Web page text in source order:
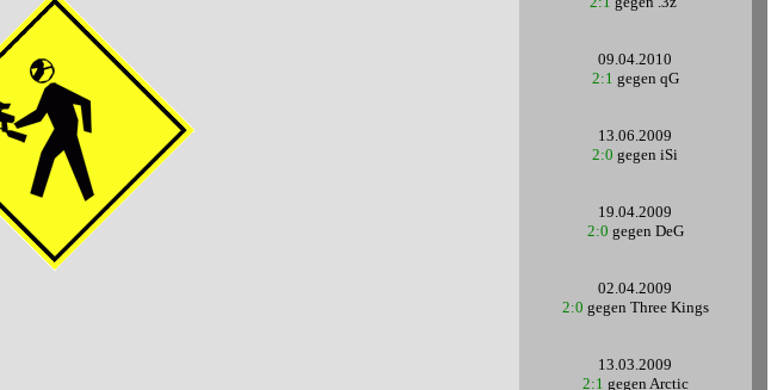
09.04.2010
2:1 gegen qG
13.06.2009
2:0 gegen iSi
19.04.2009
2:0 gegen DeG
02.04.2009
2:0 gegen Three Kings
13.03.2009
2:1 gegen Arctic